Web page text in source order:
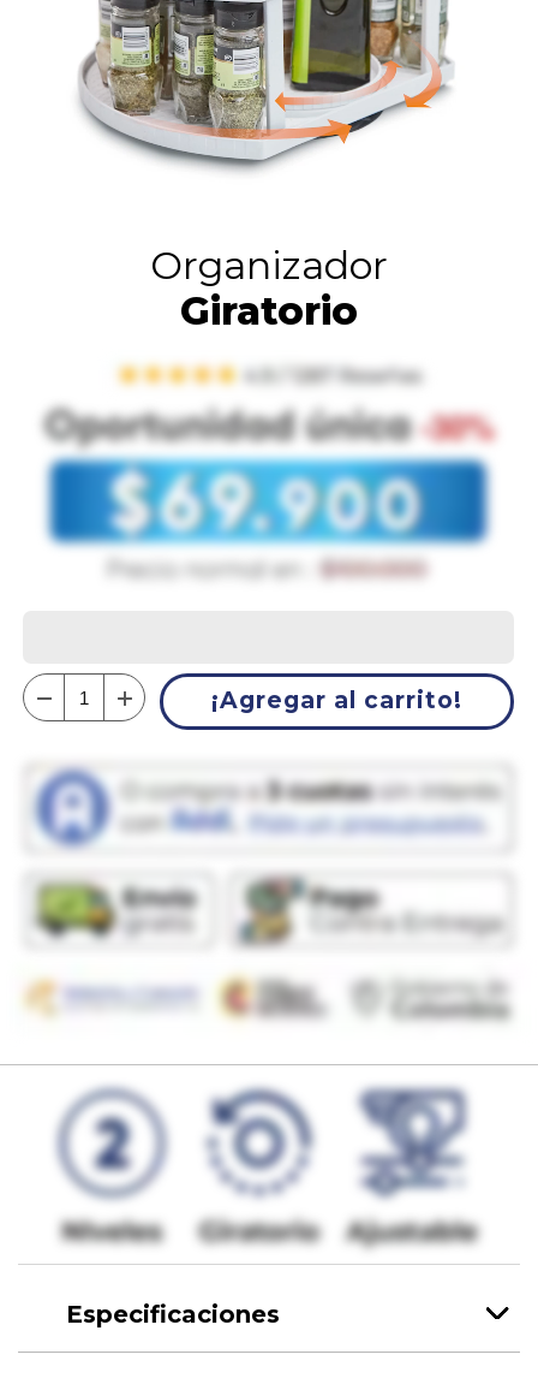
Organizador
Giratorio
¡Agregar al carrito!
Especificaciones